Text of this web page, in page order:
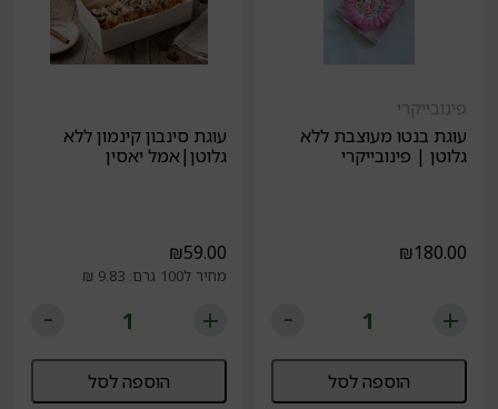
פינובייקרי
עוגת בנטו מעוצבת ללא
גלוטן | פינובייקרי
₪180.00
הוספה לסל
עוגת סינבון קינמון ללא
גלוטן|אמל יאסין
₪59.00
מחיר ל100 גרם: 9.83 ₪
הוספה לסל